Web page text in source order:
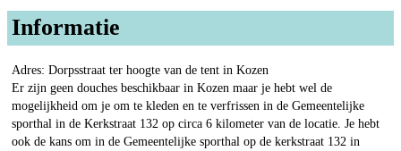
Informatie
Adres: Dorpsstraat ter hoogte van de tent in Kozen
Er zijn geen douches beschikbaar in Kozen maar je hebt wel de
mogelijkheid om je om te kleden en te verfrissen in de Gemeentelijke
sporthal in de Kerkstraat 132 op circa 6 kilometer van de locatie. Je hebt
ook de kans om in de Gemeentelijke sporthal op de kerkstraat 132 in